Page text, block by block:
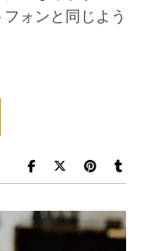
ォンと同じよう